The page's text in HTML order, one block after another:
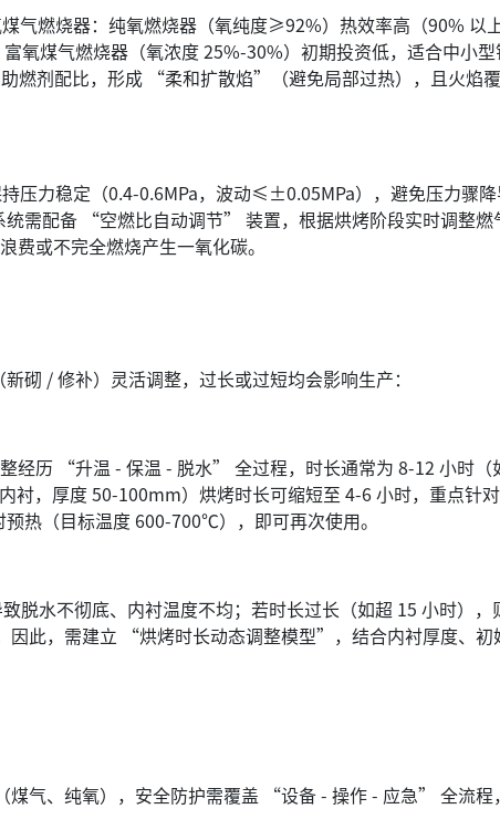
燃烧器：纯氧燃烧器（氧纯度≥92%）热效率高（90% 以
氧煤气燃烧器（氧浓度 25%-30%）初期投资低，适合中小
剂配比，形成 “柔和扩散焰”（避免局部过热），且火焰
力稳定（0.4-0.6MPa，波动≤±0.05MPa），避免压力骤降
统需配备 “空燃比自动调节” 装置，根据烘烤阶段实时调整
费或不完全燃烧产生一氧化碳。
砌 / 修补）灵活调整，过长或过短均会影响生产：
历 “升温 - 保温 - 脱水” 全过程，时长通常为 8-12 小时（
衬，厚度 50-100mm）烘烤时长可缩短至 4-6 小时，重点针
热（目标温度 600-700℃），即可再次使用。
水不彻底、内衬温度不均；若时长过长（如超 15 小时），
因此，需建立 “烘烤时长动态调整模型”，结合内衬厚度、初
气、纯氧），安全防护需覆盖 “设备 - 操作 - 应急” 全流程